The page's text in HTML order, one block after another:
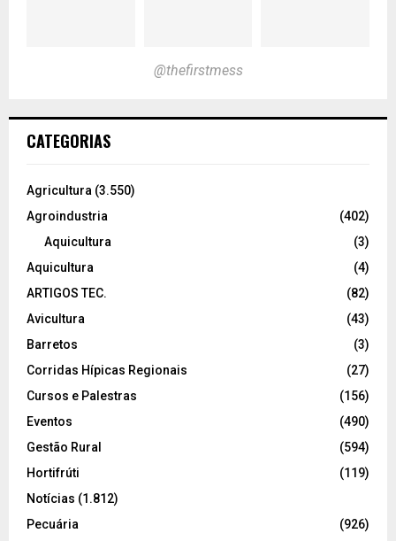
@thefirstmess
CATEGORIAS
Agricultura (3.550)
Agroindustria
(402)
Aquicultura
(3)
Aquicultura
(4)
ARTIGOS TEC.
(82)
Avicultura
(43)
Barretos
(3)
Corridas Hípicas Regionais
(27)
Cursos e Palestras
(156)
Eventos
(490)
Gestão Rural
(594)
Hortifrúti
(119)
Notícias (1.812)
Pecuária
(926)